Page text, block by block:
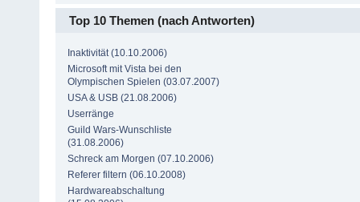
Top 10 Themen (nach Antworten)
Inaktivität (10.10.2006)
Microsoft mit Vista bei den
Olympischen Spielen (03.07.2007)
USA & USB (21.08.2006)
Userränge
Guild Wars-Wunschliste
(31.08.2006)
Schreck am Morgen (07.10.2006)
Referer filtern (06.10.2008)
Hardwareabschaltung